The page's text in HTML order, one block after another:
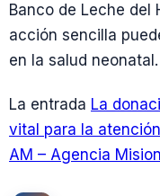
Banco de Leche del
acción sencilla
en la salud neonatal.
La entrada La
vital para la
AM – Agencia